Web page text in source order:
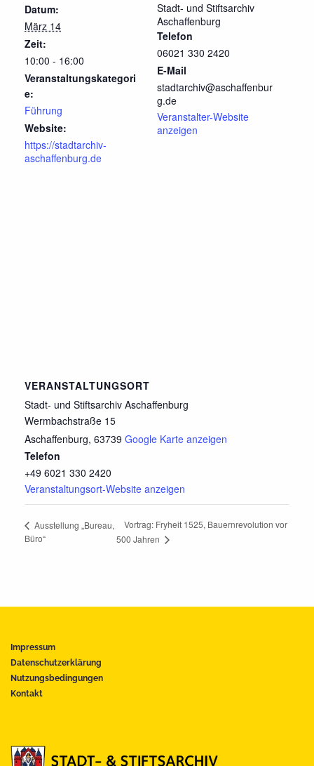
Datum:
März 14
Zeit:
10:00 - 16:00
Veranstaltungskategori
e:
Führung
Website:
https://stadtarchiv-
aschaffenburg.de
Stadt- und Stiftsarchiv
Aschaffenburg
Telefon
06021 330 2420
E-Mail
stadtarchiv@aschaffenbur
g.de
Veranstalter-Website
anzeigen
VERANSTALTUNGSORT
Stadt- und Stiftsarchiv Aschaffenburg
Wermbachstraße 15
Aschaffenburg, 63739 Google Karte anzeigen
Telefon
+49 6021 330 2420
Veranstaltungsort-Website anzeigen
Ausstellung „Bureau,
Büro“
Vortrag: Fryheit 1525, Bauernrevolution vor
500 Jahren
Impressum
Datenschutzerklärung
Nutzungsbedingungen
Kontakt